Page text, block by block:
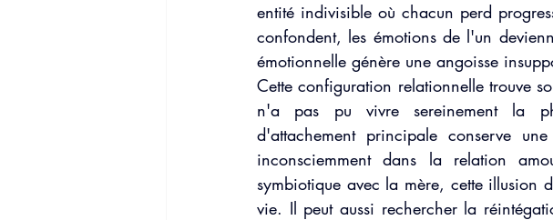
entité indivisible où chacun perd
confondent, les émotions de l'un
émotionnelle génère une angoisse
Cette configuration relationnelle trouve
n'a pas pu vivre sereinement la
d'attachement principale conserve
inconsciemment dans la relation
symbiotique avec la mère, cette illusion
vie. Il peut aussi rechercher la